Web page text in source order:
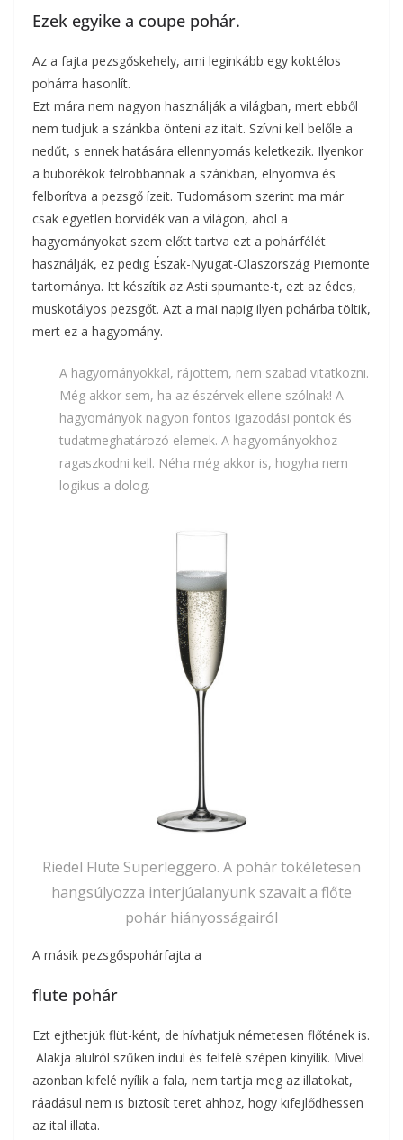
Ezek egyike a coupe pohár.
Az a fajta pezsgőskehely, ami leginkább egy koktélos
pohárra hasonlít.
Ezt mára nem nagyon használják a világban, mert ebből
nem tudjuk a szánkba önteni az italt. Szívni kell belőle a
nedűt, s ennek hatására ellennyomás keletkezik. Ilyenkor
a buborékok felrobbannak a szánkban, elnyomva és
felborítva a pezsgő ízeit. Tudomásom szerint ma már
csak egyetlen borvidék van a világon, ahol a
hagyományokat szem előtt tartva ezt a pohárfélét
használják, ez pedig Észak-Nyugat-Olaszország Piemonte
tartománya. Itt készítik az Asti spumante-t, ezt az édes,
muskotályos pezsgőt. Azt a mai napig ilyen pohárba töltik,
mert ez a hagyomány.
A hagyományokkal, rájöttem, nem szabad vitatkozni.
Még akkor sem, ha az észérvek ellene szólnak! A
hagyományok nagyon fontos igazodási pontok és
tudatmeghatározó elemek. A hagyományokhoz
ragaszkodni kell. Néha még akkor is, hogyha nem
logikus a dolog.
Riedel Flute Superleggero. A pohár tökéletesen
hangsúlyozza interjúalanyunk szavait a flőte
pohár hiányosságairól
A másik pezsgőspohárfajta a
flute pohár
Ezt ejthetjük flüt-ként, de hívhatjuk németesen flőtének is.
Alakja alulról szűken indul és felfelé szépen kinyílik. Mivel
azonban kifelé nyílik a fala, nem tartja meg az illatokat,
ráadásul nem is biztosít teret ahhoz, hogy kifejlődhessen
az ital illata.